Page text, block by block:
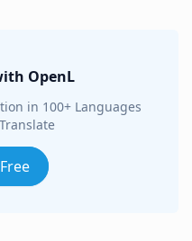
OpenL
in 100+ Languages